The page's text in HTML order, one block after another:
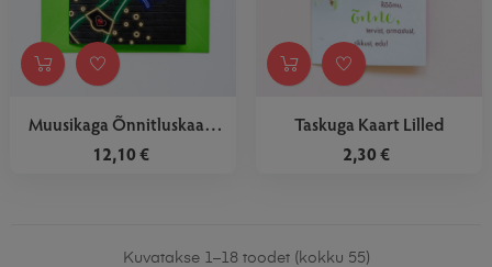
Muusikaga Õnnitluskaart
On...
12,10 €
Taskuga Kaart Lilled
2,30 €
Kuvatakse 1–18 toodet (kokku 55)